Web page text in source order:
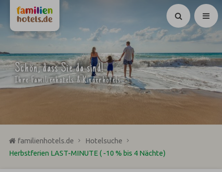
Suchen
Schön, dass Sie da sind!
Ihre Familienhotels & Kinderhotels
familienhotels.de
Hotelsuche
Herbstferien LAST-MINUTE ( -10 % bis 4 Nächte)